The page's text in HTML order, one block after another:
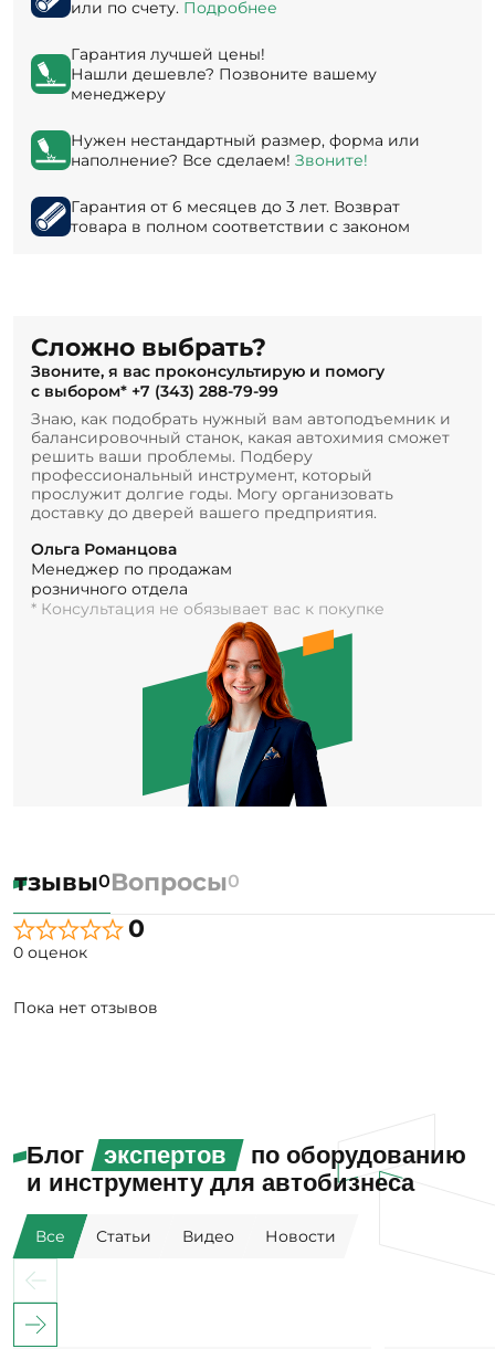
или по счету. Подробнее
Гарантия лучшей цены!
Нашли дешевле? Позвоните вашему
менеджеру
Нужен нестандартный размер, форма или
наполнение? Все сделаем! Звоните!
Гарантия от 6 месяцев до 3 лет. Возврат
товара в полном соответствии с законом
Сложно выбрать?
Звоните, я вас проконсультирую и помогу
с выбором* +7 (343) 288-79-99
Знаю, как подобрать нужный вам автоподъемник и
балансировочный станок, какая автохимия сможет
решить ваши проблемы. Подберу
профессиональный инструмент, который
прослужит долгие годы. Могу организовать
доставку до дверей вашего предприятия.
Ольга Романцова
Менеджер по продажам
розничного отдела
* Консультация не обязывает вас к покупке
0Вопросы0
0
0 оценок
Пока нет отзывов
Блог экспертов
по оборудованию
и инструменту для автобизнеса
Все Статьи Видео Новости